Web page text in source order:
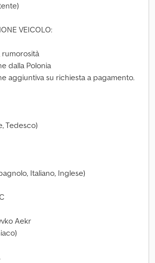
VEICOLO:
rumorosità
dalla Polonia
aggiuntiva su richiesta a pagamento.
Tedesco)
Italiano, Inglese)
Aekr